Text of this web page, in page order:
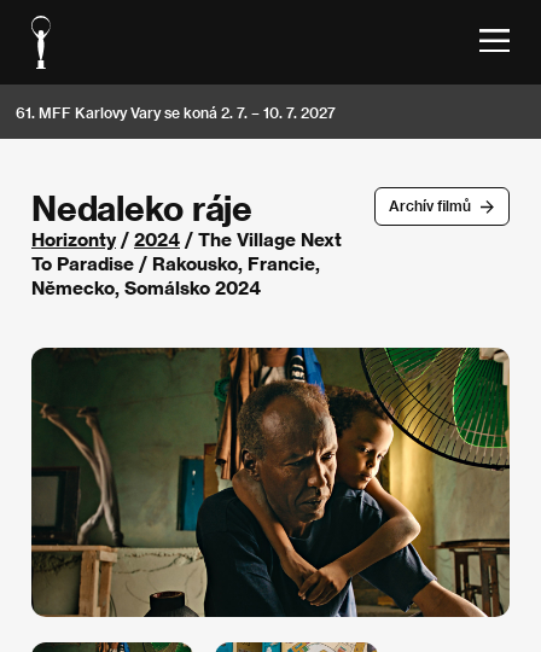
61. MFF Karlovy Vary se koná 2. 7. – 10. 7. 2027
Archív filmů
Nedaleko ráje
Horizonty/ 2024 / The Village Next
To Paradise / Rakousko, Francie,
Německo, Somálsko 2024